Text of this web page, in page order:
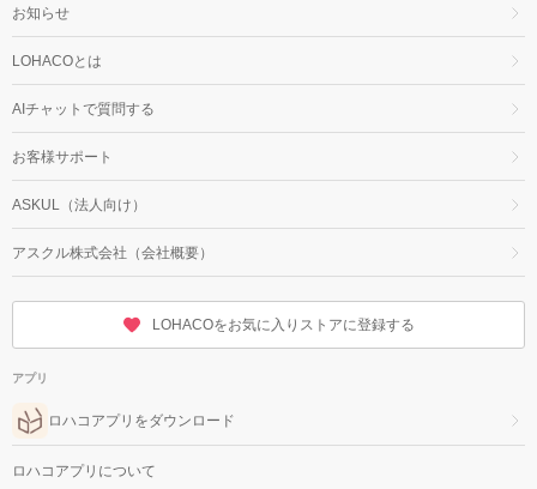
お知らせ
LOHACOとは
AIチャットで質問する
お客様サポート
ASKUL（法人向け）
アスクル株式会社（会社概要）
LOHACOをお気に入りストアに登録する
アプリ
ロハコアプリをダウンロード
ロハコアプリについて